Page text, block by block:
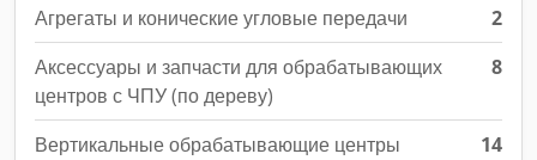
Агрегаты и конические угловые передачи
2
Аксессуары и запчасти для обрабатывающих
центров с ЧПУ (по дереву)
8
Вертикальные обрабатывающие центры
14